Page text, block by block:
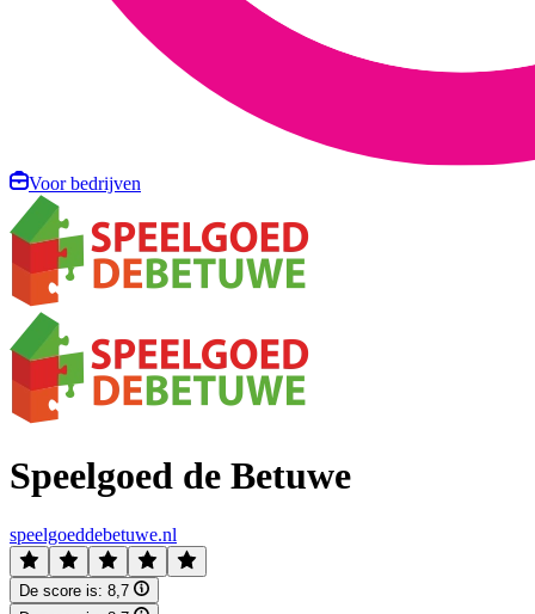
Voor bedrijven
Speelgoed de Betuwe
speelgoeddebetuwe.nl
De score is: 8,7